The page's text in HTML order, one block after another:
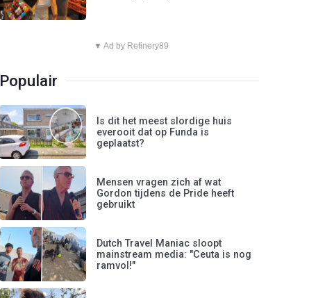
▼ Ad by Refinery89
Populair
Is dit het meest slordige huis
everooit dat op Funda is
geplaatst?
Mensen vragen zich af wat
Gordon tijdens de Pride heeft
gebruikt
Dutch Travel Maniac sloopt
mainstream media: "Ceuta is nog
ramvol!"